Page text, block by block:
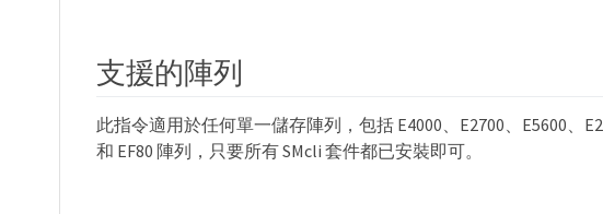
支援的陣列
此指令適用於任何單一儲存陣列，包括 E4000、E2700、E5600、
和 EF80 陣列，只要所有 SMcli 套件都已安裝即可。